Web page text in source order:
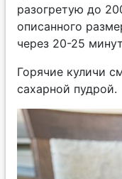
разогретую до
описанного
через 20-25
Горячие куличи
сахарной пудрой.